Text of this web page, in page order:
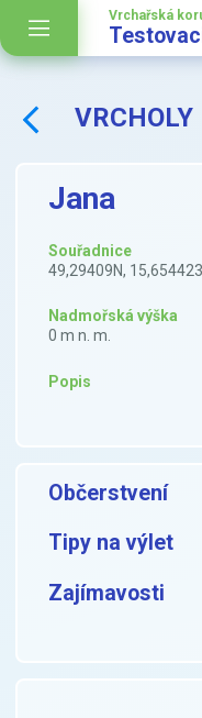
Vrchařská
VRCHOLY
Jana
Souřadnice
49,29409N,
Nadmořská výška
0 m n. m.
Popis
Občerstvení
Tipy na výlet
Zajímavosti